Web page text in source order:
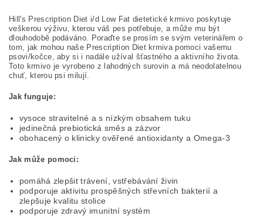
Hill's Prescription Diet i/d Low Fat dietetické krmivo poskytuje
veškerou výživu, kterou váš pes potřebuje, a může mu být
dlouhodobě podáváno. Poraďte se prosím se svým veterinářem o
tom, jak mohou naše Prescription Diet krmiva pomoci vašemu
psovi/kočce, aby si i nadále užíval šťastného a aktivního života.
Toto krmivo je vyrobeno z lahodných surovin a má neodolatelnou
chuť, kterou psi milují.
Jak funguje:
vysoce stravitelné a s nízkým obsahem tuku
jedinečná prebiotická směs a zázvor
obohacený o klinicky ověřené antioxidanty a Omega-3
Jak může pomoci:
pomáhá zlepšit trávení, vstřebávání živin
podporuje aktivitu prospěšných střevních bakterií a
zlepšuje kvalitu stolice
podporuje zdravý imunitní systém